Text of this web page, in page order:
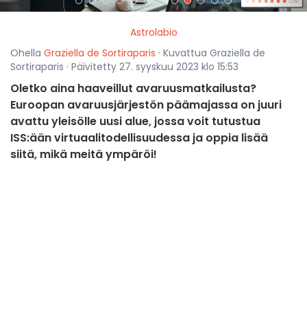
Astrolabio
Ohella Graziella de Sortiraparis · Kuvattua Graziella de
Sortiraparis · Päivitetty 27. syyskuu 2023 klo 15:53
Oletko aina haaveillut avaruusmatkailusta?
Euroopan avaruusjärjestön päämajassa on juuri
avattu yleisölle uusi alue, jossa voit tutustua
ISS:ään virtuaalitodellisuudessa ja oppia lisää
siitä, mikä meitä ympäröi!